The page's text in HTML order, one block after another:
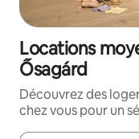
Locations
Ősagárd
Découvrez des
chez vous pour un